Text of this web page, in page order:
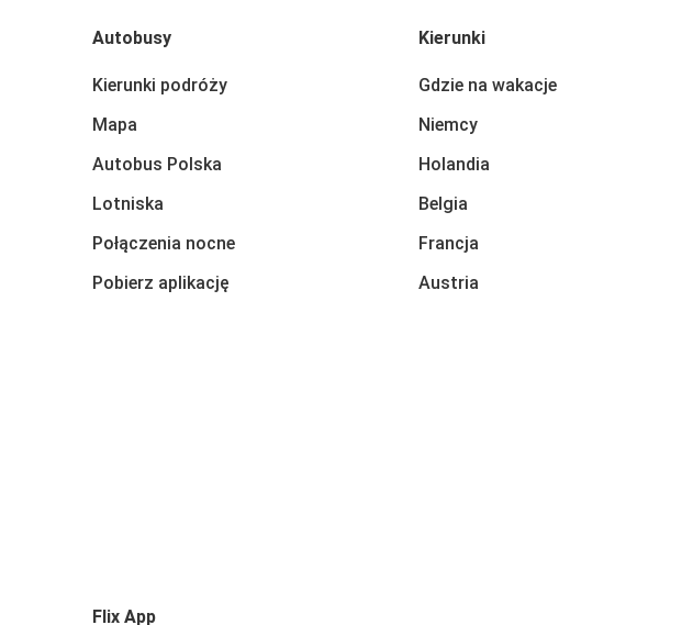
Autobusy
Kierunki podróży
Mapa
Autobus Polska
Lotniska
Połączenia nocne
Pobierz aplikację
Kierunki
Gdzie na wakacje
Niemcy
Holandia
Belgia
Francja
Austria
Flix App